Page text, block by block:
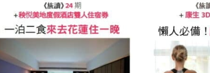
始
價
格：
NT$18,000。
前
價
格：
NT$8,990。
價
格：